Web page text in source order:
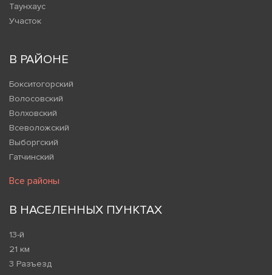
Таунхаус
Участок
В РАЙОНЕ
Бокситогорский
Волосовский
Волховский
Всеволожский
Выборгский
Гатчинский
Все районы
В НАСЕЛЕННЫХ ПУНКТАХ
13-й
21 км
3 Разъезд